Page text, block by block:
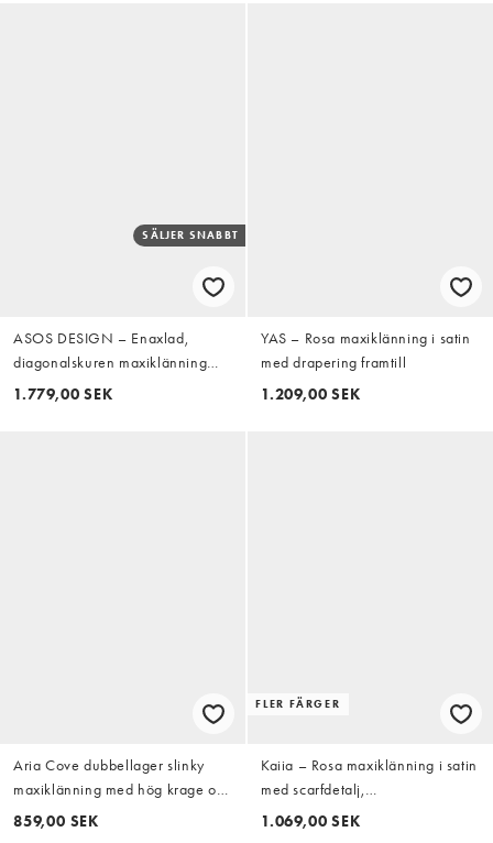
SÄLJER SNABBT
ASOS DESIGN – Enaxlad,
diagonalskuren maxiklänning
med blommigt mönster
1.779,00 SEK
YAS – Rosa maxiklänning i satin
med drapering framtill
1.209,00 SEK
Aria Cove dubbellager slinky
maxiklänning med hög krage och
öppen ryggdetalj i rosa
859,00 SEK
FLER FÄRGER
Kaiia – Rosa maxiklänning i satin
med scarfdetalj,
bandeauringning och klockad
1.069,00 SEK